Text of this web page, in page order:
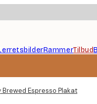
RammerTilbud
Brewed Espresso Plakat